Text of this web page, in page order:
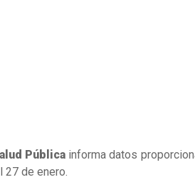
Públicainforma datos
de enero.